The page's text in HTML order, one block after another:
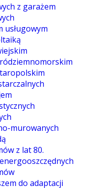
z garażem
usługowym
murowanych
z lat 80.
do adaptacji